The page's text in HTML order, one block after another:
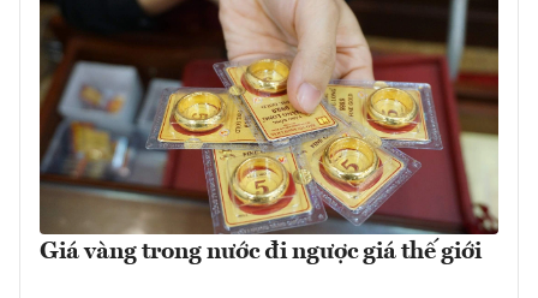
Giá vàng trong nước đi ngược giá thế giới